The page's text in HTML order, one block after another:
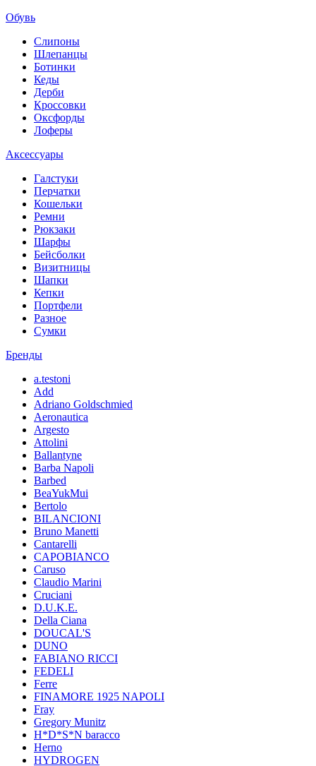
Обувь
Слипоны
Шлепанцы
Ботинки
Кеды
Дерби
Кроссовки
Оксфорды
Лоферы
Аксессуары
Галстуки
Перчатки
Кошельки
Ремни
Рюкзаки
Шарфы
Бейсболки
Визитницы
Шапки
Кепки
Портфели
Разное
Сумки
Бренды
a.testoni
Add
Adriano Goldschmied
Aeronautica
Argesto
Attolini
Ballantyne
Barba Napoli
Barbed
BeaYukMui
Bertolo
BILANCIONI
Bruno Manetti
Cantarelli
CAPOBIANCO
Caruso
Claudio Marini
Cruciani
D.U.K.E.
Della Ciana
DOUCAL'S
DUNO
FABIANO RICCI
FEDELI
Ferre
FINAMORE 1925 NAPOLI
Fray
Gregory Munitz
H*D*S*N baracco
Herno
HYDROGEN